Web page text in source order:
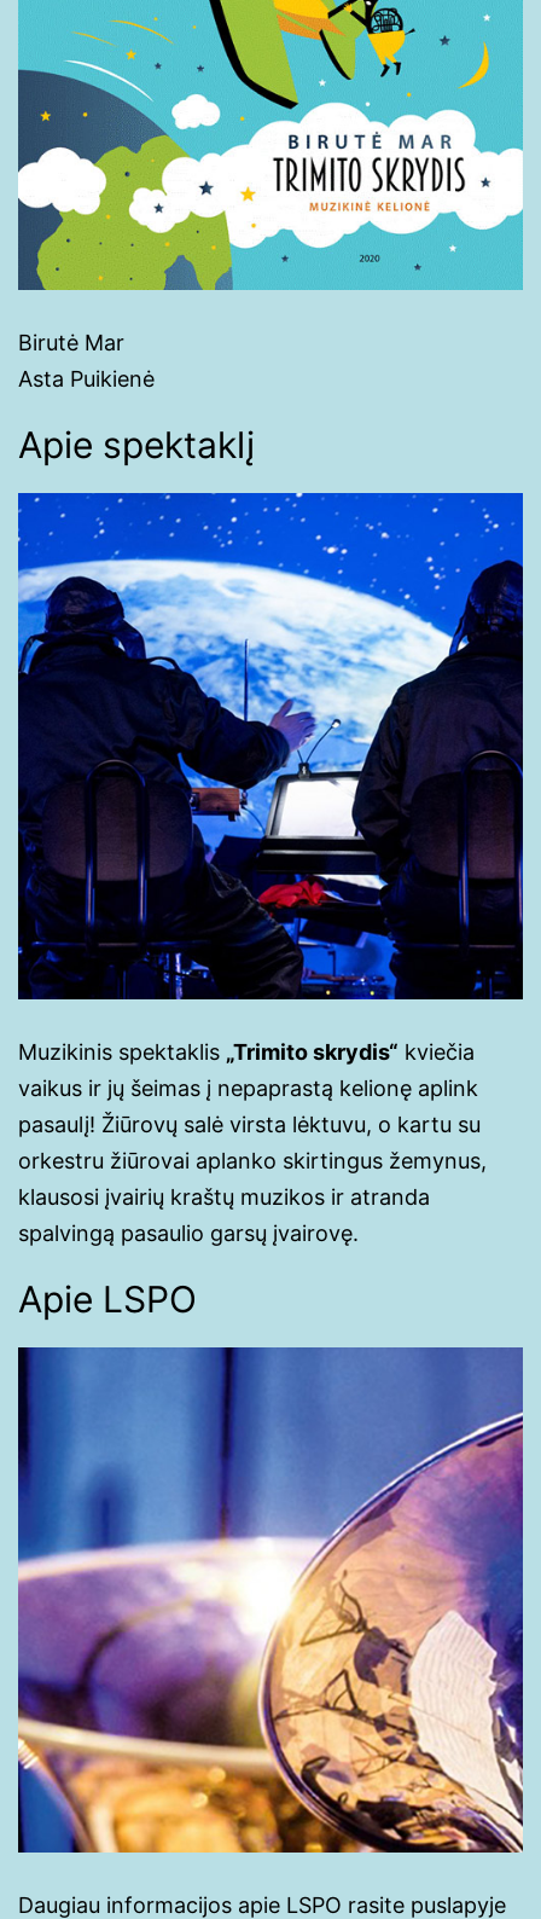
Birutė Mar
Asta Puikienė
Apie spektaklį
Muzikinis spektaklis „Trimito skrydis“ kviečia
vaikus ir jų šeimas į nepaprastą kelionę aplink
pasaulį! Žiūrovų salė virsta lėktuvu, o kartu su
orkestru žiūrovai aplanko skirtingus žemynus,
klausosi įvairių kraštų muzikos ir atranda
spalvingą pasaulio garsų įvairovę.
Apie LSPO
Daugiau informacijos apie LSPO rasite puslapyje